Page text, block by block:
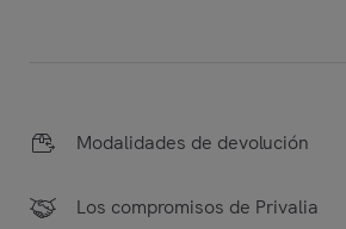
Modalidades de devolución
Los compromisos de Privalia